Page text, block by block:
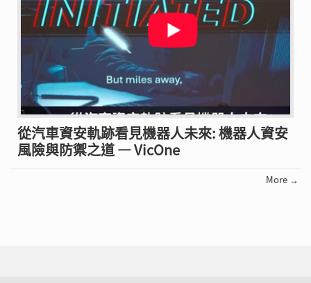
從汽車資安軌跡看見機器人未來: 機器人資安
風險與防禦之道 — VicOne
More →